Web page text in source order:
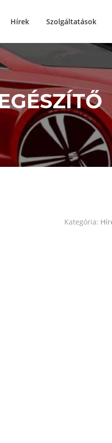
Hírek Szolgáltatások
Kategória: